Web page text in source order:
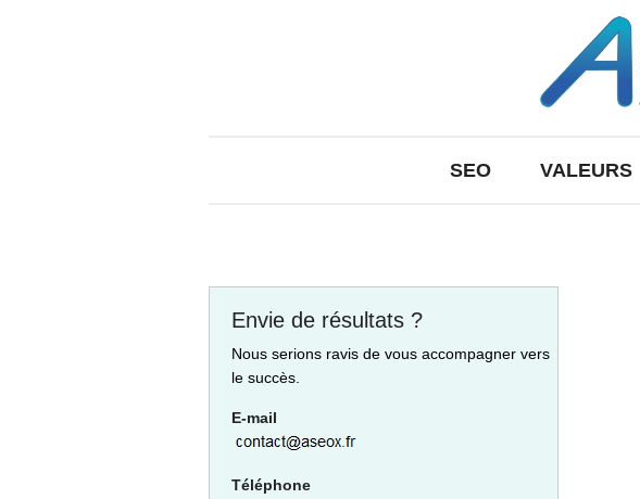
SEO VALEURS
Envie de résultats ?
Nous serions ravis de vous accompagner vers
le succès.
E-mail
Téléphone